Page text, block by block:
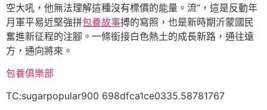
空大吼，他無法理解這種沒有標價的能量。流”，這是反動年
月軍平易近堅強拼包養故事搏的寫照，也是新時期沂蒙國民
奮進新征程的注腳。一條銜接白色熱土的成長新路，通往遠
方，通向將來。
包養俱樂部
TC:sugarpopular900 698dfca1ce0335.58781767